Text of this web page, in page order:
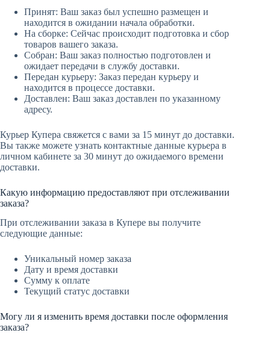
Принят: Ваш заказ был успешно размещен и
находится в ожидании начала обработки.
На сборке: Сейчас происходит подготовка и сбор
товаров вашего заказа.
Собран: Ваш заказ полностью подготовлен и
ожидает передачи в службу доставки.
Передан курьеру: Заказ передан курьеру и
находится в процессе доставки.
Доставлен: Ваш заказ доставлен по указанному
адресу.
Курьер Купера свяжется с вами за 15 минут до доставки.
Вы также можете узнать контактные данные курьера в
личном кабинете за 30 минут до ожидаемого времени
доставки.
Какую информацию предоставляют при отслеживании
заказа?
При отслеживании заказа в Купере вы получите
следующие данные:
Уникальный номер заказа
Дату и время доставки
Сумму к оплате
Текущий статус доставки
Могу ли я изменить время доставки после оформления
заказа?